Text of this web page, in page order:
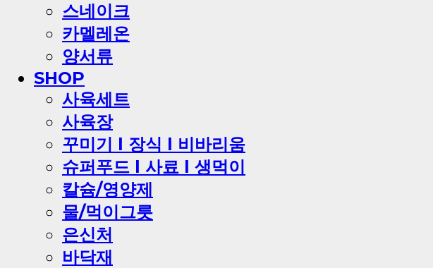
스네이크
카멜레온
양서류
SHOP
사육세트
사육장
꾸미기 l 장식 l 비바리움
슈퍼푸드 l 사료 l 생먹이
칼슘/영양제
물/먹이그릇
은신처
바닥재